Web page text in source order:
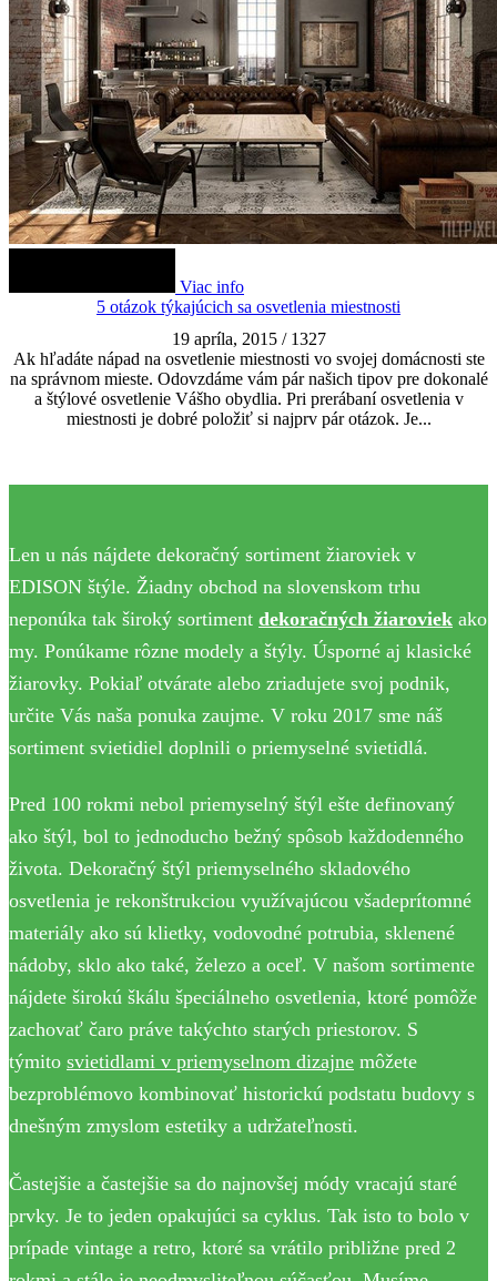
Viac info
5 otázok týkajúcich sa osvetlenia miestnosti
19 apríla, 2015 / 1327
Ak hľadáte nápad na osvetlenie miestnosti vo svojej domácnosti ste
na správnom mieste. Odovzdáme vám pár našich tipov pre dokonalé
a štýlové osvetlenie Vášho obydlia. Pri prerábaní osvetlenia v
miestnosti je dobré položiť si najprv pár otázok. Je...
Len u nás nájdete dekoračný sortiment žiaroviek v
EDISON štýle. Žiadny obchod na slovenskom trhu
neponúka tak široký sortiment dekoračných žiaroviek ako
my. Ponúkame rôzne modely a štýly. Úsporné aj klasické
žiarovky. Pokiaľ otvárate alebo zriadujete svoj podnik,
určite Vás naša ponuka zaujme. V roku 2017 sme náš
sortiment svietidiel doplnili o priemyselné svietidlá.
Pred 100 rokmi nebol priemyselný štýl ešte definovaný
ako štýl, bol to jednoducho bežný spôsob každodenného
života. Dekoračný štýl priemyselného skladového
osvetlenia je rekonštrukciou využívajúcou všadeprítomné
materiály ako sú klietky, vodovodné potrubia, sklenené
nádoby, sklo ako také, železo a oceľ. V našom sortimente
nájdete širokú škálu špeciálneho osvetlenia, ktoré pomôže
zachovať čaro práve takýchto starých priestorov. S
týmito svietidlami v priemyselnom dizajne môžete
bezproblémovo kombinovať historickú podstatu budovy s
dnešným zmyslom estetiky a udržateľnosti.
Častejšie a častejšie sa do najnovšej módy vracajú staré
prvky. Je to jeden opakujúci sa cyklus. Tak isto to bolo v
prípade vintage a retro, ktoré sa vrátilo približne pred 2